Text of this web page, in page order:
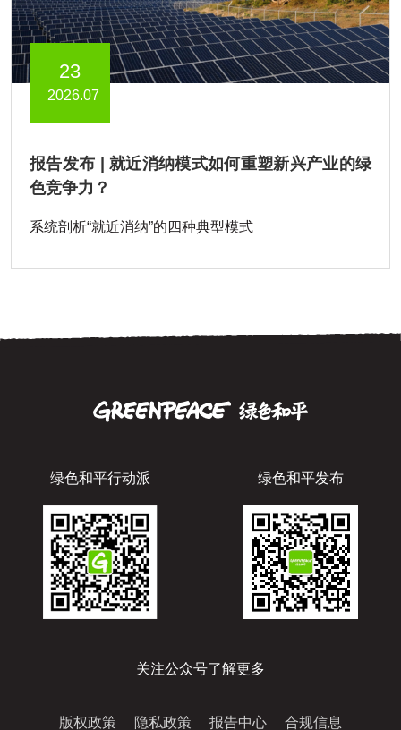
23
2026.07
报告发布 | 就近消纳模式如何重塑新兴产业的绿
色竞争力？
系统剖析“就近消纳”的四种典型模式
绿色和平行动派 绿色和平发布
关注公众号了解更多
版权政策 隐私政策 报告中心 合规信息